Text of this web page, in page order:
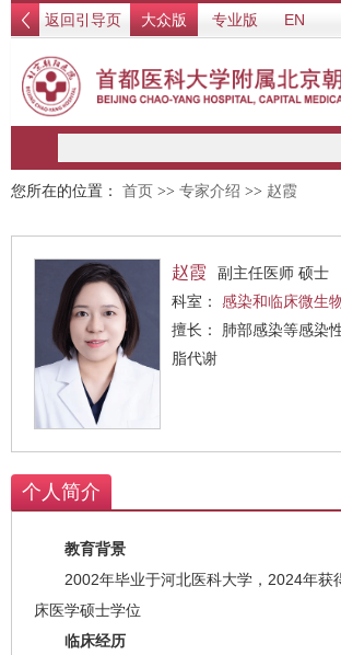
返回引导页 大众版 专业版 EN
您所在的位置： 首页 >> 专家介绍 >> 赵霞
赵霞
副主任医师 硕士
科室： 感染和临床微生
擅长： 肺部感染等感染性疾病 脓毒症 糖
脂代谢
个人简介
教育背景
2002年毕业于河北医科大学，2024年获
床医学硕士学位
临床经历